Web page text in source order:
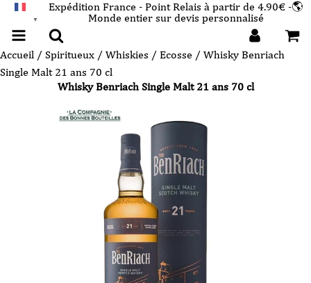
▼
Expédition France - Point Relais à partir de 4.90€ -🌎
Monde entier sur devis personnalisé
Accueil / Spiritueux / Whiskies / Ecosse / Whisky Benriach
Single Malt 21 ans 70 cl
Whisky Benriach Single Malt 21 ans 70 cl